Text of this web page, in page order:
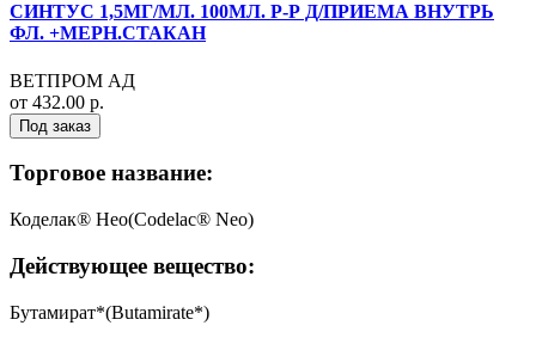
СИНТУС 1,5МГ/МЛ. 100МЛ. Р-Р Д/ПРИЕМА ВНУТРЬ
ФЛ. +МЕРН.СТАКАН
ВЕТПРОМ АД
от 432.00 р.
Под заказ
Торговое название:
Коделак® Нео(Codelac® Neo)
Действующее вещество:
Бутамират*(Butamirate*)